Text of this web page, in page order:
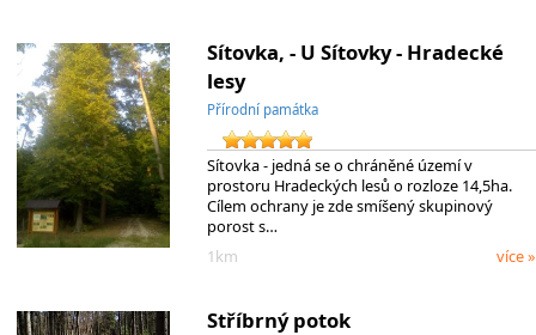
Sítovka, - U Sítovky - Hradecké
lesy
Přírodní památka
Sítovka - jedná se o chráněné území v
prostoru Hradeckých lesů o rozloze 14,5ha.
Cílem ochrany je zde smíšený skupinový
porost s…
1km
více »
Stříbrný potok